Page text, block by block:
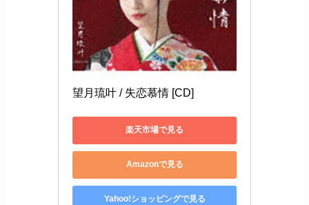
望月琉叶 / 失恋慕情 [CD]
楽天市場で見る
Amazonで見る
Yahoo!ショッピングで見る